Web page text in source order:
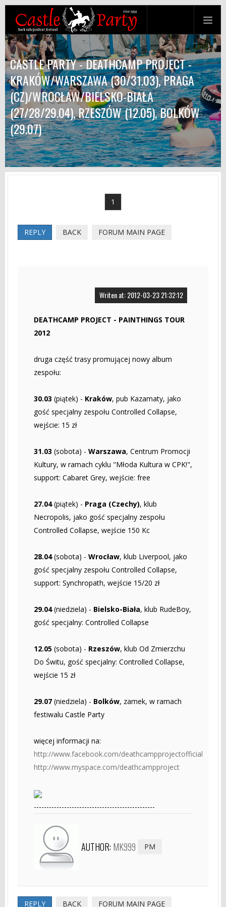
CASTLE PARTY - DEATHCAMP PROJECT -
KRAKÓW/WARSZAWA (30/31.03), PRAGA
(CZ)/WROCŁAW/BIELSKO-BIAŁA
(27/28/29.04), RZESZÓW (12.05), BOLKÓW
(29.07)
1
REPLY BACK FORUM MAIN PAGE
Writen at: 2012-03-23 21:32:12
DEATHCAMP PROJECT - PAINTHINGS TOUR
2012
druga część trasy promującej nowy album
zespołu:
30.03 (piątek) - Kraków, pub Kazamaty, jako
gość specjalny zespołu Controlled Collapse,
wejście: 15 zł
31.03 (sobota) - Warszawa, Centrum Promocji
Kultury, w ramach cyklu "Młoda Kultura w CPK!",
support: Cabaret Grey, wejście: free
27.04(piątek) - Praga (Czechy), klub
Necropolis, jako gość specjalny zespołu
Controlled Collapse, wejście 150 Kc
28.04(sobota) - Wrocław, klub Liverpool, jako
gość specjalny zespołu Controlled Collapse,
support: Synchropath, wejście 15/20 zł
29.04(niedziela) - Bielsko-Biała, klub RudeBoy,
gość specjalny: Controlled Collapse
12.05 (sobota) - Rzeszów, klub Od Zmierzchu
Do Świtu, gość specjalny: Controlled Collapse,
wejście 15 zł
29.07 (niedziela) - Bolków, zamek, w ramach
festiwalu Castle Party
więcej informacji na:
http://www.facebook.com/deathcampprojectofficial
http://www.myspace.com/deathcampproject
------------------------------------------------
AUTHOR: MK999 PM
REPLY BACK FORUM MAIN PAGE